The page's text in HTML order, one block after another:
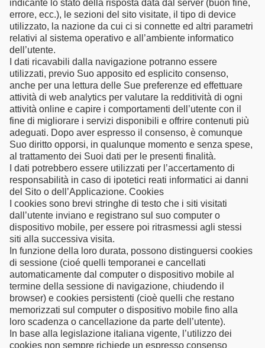
indicante lo stato della risposta data dal server (buon fine,
errore, ecc.), le sezioni del sito visitate, il tipo di device
utilizzato, la nazione da cui ci si connette ed altri parametri
relativi al sistema operativo e all’ambiente informatico
dell’utente.
I dati ricavabili dalla navigazione potranno essere
utilizzati, previo Suo apposito ed esplicito consenso,
anche per una lettura delle Sue preferenze ed effettuare
attività di web analytics per valutare la redditività di ogni
attività online e capire i comportamenti dell’utente con il
fine di migliorare i servizi disponibili e offrire contenuti più
adeguati. Dopo aver espresso il consenso, è comunque
Suo diritto opporsi, in qualunque momento e senza spese,
al trattamento dei Suoi dati per le presenti finalità.
I dati potrebbero essere utilizzati per l’accertamento di
responsabilità in caso di ipotetici reati informatici ai danni
del Sito o dell’Applicazione. Cookies
I cookies sono brevi stringhe di testo che i siti visitati
dall’utente inviano e registrano sul suo computer o
dispositivo mobile, per essere poi ritrasmessi agli stessi
siti alla successiva visita.
In funzione della loro durata, possono distinguersi cookies
di sessione (cioé quelli temporanei e cancellati
automaticamente dal computer o dispositivo mobile al
termine della sessione di navigazione, chiudendo il
browser) e cookies persistenti (cioè quelli che restano
memorizzati sul computer o dispositivo mobile fino alla
loro scadenza o cancellazione da parte dell’utente).
In base alla legislazione italiana vigente, l’utilizzo dei
cookies non sempre richiede un espresso consenso